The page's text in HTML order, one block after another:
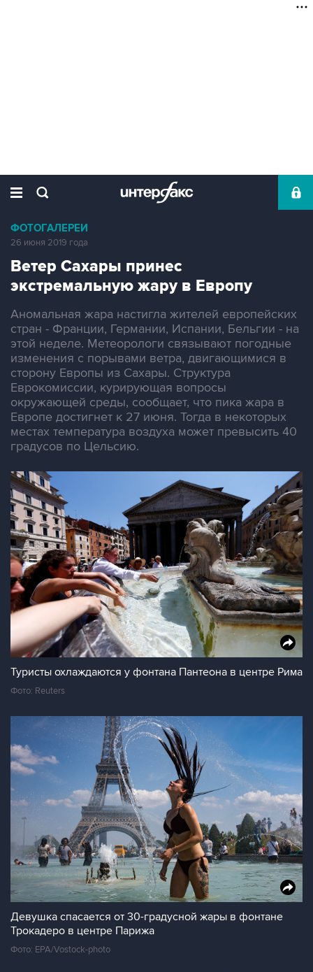
ФОТОГАЛЕРЕИ
26 июня 2019 года
Ветер Сахары принес
экстремальную жару в Европу
Аномальная жара настигла жителей европейских
стран - Франции, Германии, Испании, Бельгии - на
этой неделе. Метеорологи связывают погодные
изменения с порывами ветра, двигающимися в
сторону Европы из Сахары. Структура
Еврокомиссии, курирующая вопросы
окружающей среды, сообщает, что пика жара в
Европе достигнет к 27 июня. Тогда в некоторых
местах температура воздуха может превысить 40
градусов по Цельсию.
Туристы охлаждаются у фонтана Пантеона в центре Рима
Фото: Reuters
Девушка спасается от 30-градусной жары в фонтане
Трокадеро в центре Парижа
Фото: EPA/Vostock-photo